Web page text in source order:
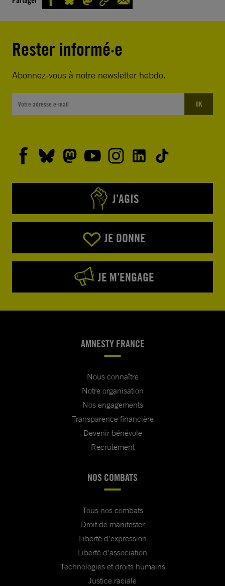
Rester informé·e
Abonnez-vous à notre newsletter hebdo.
OK
J’AGIS
JE DONNE
JE M’ENGAGE
AMNESTY FRANCE
Nous connaître
Notre organisation
Nos engagements
Transparence financière
Devenir bénévole
Recrutement
NOS COMBATS
Tous nos combats
Droit de manifester
Liberté d'expression
Liberté d'association
Technologies et droits humains
Justice raciale